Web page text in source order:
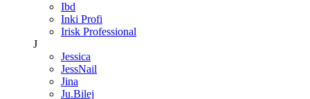
Ibd
Inki Profi
Irisk Professional
J
Jessica
JessNail
Jina
Ju.Bilej